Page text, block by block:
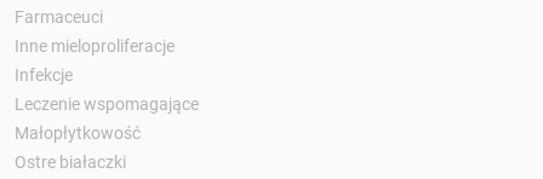
Farmaceuci
Inne mieloproliferacje
Infekcje
Leczenie wspomagające
Małopłytkowość
Ostre białaczki